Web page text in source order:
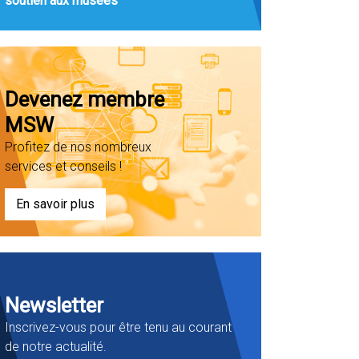
Devenez membre
MSW
Profitez de nos nombreux
services et conseils !
En savoir plus
Newsletter
Inscrivez-vous pour être tenu au courant
de notre actualité.